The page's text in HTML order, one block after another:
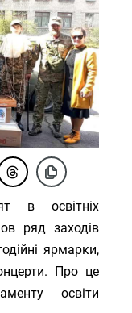
в освітніх
ряд заходів
ярмарки,
Про це
освіти